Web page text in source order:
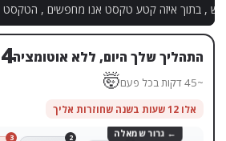
, בתוך איזה קטע טקסט אנו מחפשים , הטקסט
התהליך שלך היום, ללא אוטומציה4
~45 דקות בכל פעם 🤯
אלו 12 שעות בשנה שחוזרות אליך
3 2 1 ← גרור שמאלה